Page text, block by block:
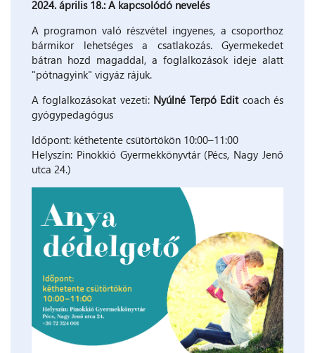
2024. április 18.: A kapcsolódó nevelés
A programon való részvétel ingyenes, a csoporthoz
bármikor lehetséges a csatlakozás. Gyermekedet
bátran hozd magaddal, a foglalkozások ideje alatt
"pótnagyink" vigyáz rájuk.
A foglalkozásokat vezeti: Nyúlné Terpó Editcoach és
gyógypedagógus
Időpont: kéthetente csütörtökön 10:00–11:00
Helyszín: Pinokkió Gyermekkönyvtár (Pécs, Nagy Jenő
utca 24.)